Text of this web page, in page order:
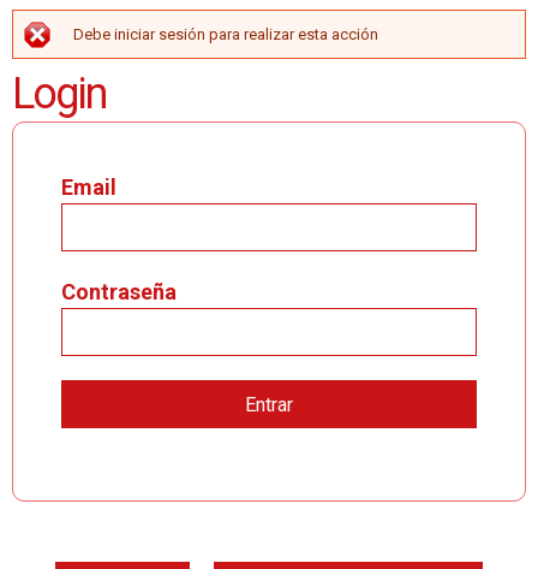
MENSAJE DE ERROR
Debe iniciar sesión para realizar esta acción
Login
Email
Contraseña